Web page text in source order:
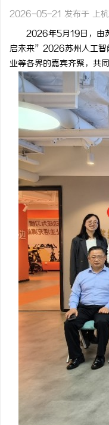
2026-05-21 发布于 上杭
2026年5月19日，由
启未来”2026苏州人工智
业等各界的嘉宾齐聚，共
京考研机构避坑指南，怎么